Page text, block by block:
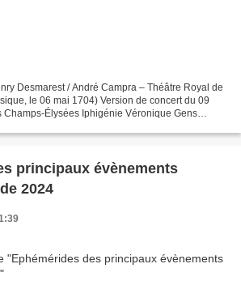
Desmarest / André Campra – Théâtre Royal de
le 06 mai 1704) Version de concert du 09
Champs-Élysées Iphigénie Véronique Gens
principaux évènements
2024